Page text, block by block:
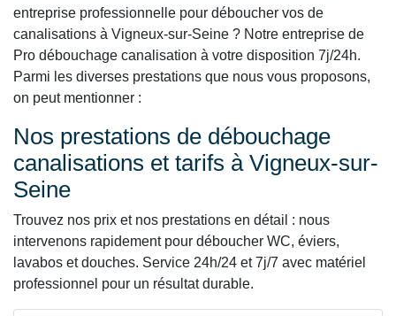
entreprise professionnelle pour déboucher vos de
canalisations à Vigneux-sur-Seine ? Notre entreprise de
Pro débouchage canalisation à votre disposition 7j/24h.
Parmi les diverses prestations que nous vous proposons,
on peut mentionner :
Nos prestations de débouchage
canalisations et tarifs à Vigneux-sur-
Seine
Trouvez nos prix et nos prestations en détail : nous
intervenons rapidement pour déboucher WC, éviers,
lavabos et douches. Service 24h/24 et 7j/7 avec matériel
professionnel pour un résultat durable.